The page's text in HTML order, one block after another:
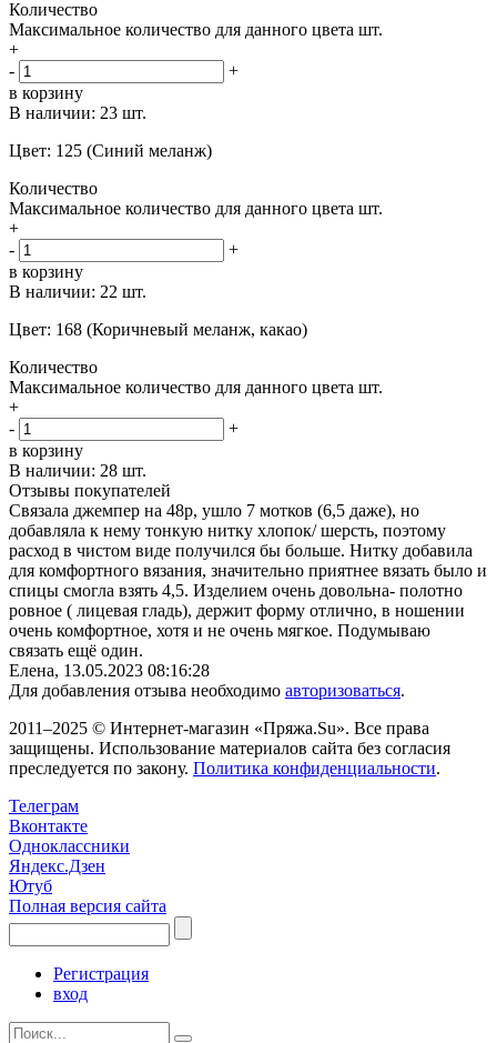
Количество
Максимальное количество для данного цвета шт.
+
-
+
в корзину
В наличии: 23 шт.
Цвет: 125 (Синий меланж)
Количество
Максимальное количество для данного цвета шт.
+
-
+
в корзину
В наличии: 22 шт.
Цвет: 168 (Коричневый меланж, какао)
Количество
Максимальное количество для данного цвета шт.
+
-
+
в корзину
В наличии: 28 шт.
Отзывы покупателей
Связала джемпер на 48р, ушло 7 мотков (6,5 даже), но
добавляла к нему тонкую нитку хлопок/ шерсть, поэтому
расход в чистом виде получился бы больше. Нитку добавила
для комфортного вязания, значительно приятнее вязать было и
спицы смогла взять 4,5. Изделием очень довольна- полотно
ровное ( лицевая гладь), держит форму отлично, в ношении
очень комфортное, хотя и не очень мягкое. Подумываю
связать ещё один.
Елена, 13.05.2023 08:16:28
Для добавления отзыва необходимо авторизоваться.
2011–2025 © Интернет-магазин «Пряжа.Su». Все права
защищены. Использование материалов сайта без согласия
преследуется по закону. Политика конфиденциальности.
Телеграм
Вконтакте
Одноклассники
Яндекс.Дзен
Ютуб
Полная версия сайта
Регистрация
вход